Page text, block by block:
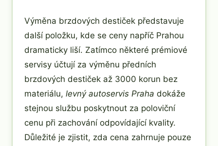
Výměna brzdových destiček představuje
další položku, kde se ceny napříč Prahou
dramaticky liší. Zatímco některé prémiové
servisy účtují za výměnu předních
brzdových destiček až 3000 korun bez
materiálu, levný autoservis Praha dokáže
stejnou službu poskytnout za poloviční
cenu při zachování odpovídající kvality.
Důležité je zjistit, zda cena zahrnuje pouze